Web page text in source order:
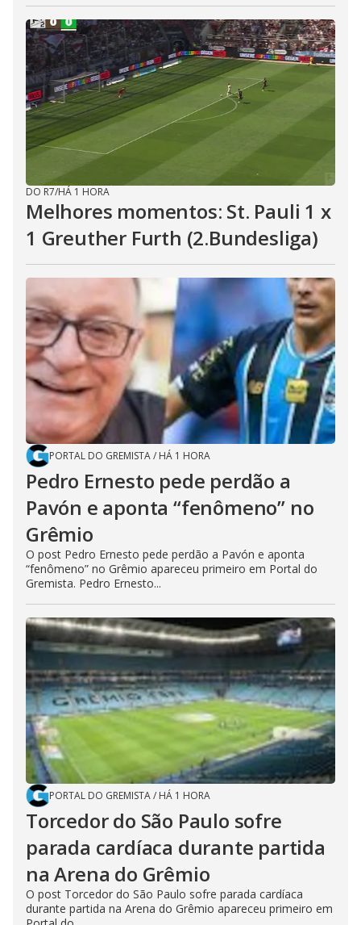
DO R7/HÁ 1 HORA
Melhores momentos: St. Pauli 1 x
1 Greuther Furth (2.Bundesliga)
PORTAL DO GREMISTA/ HÁ 1 HORA
Pedro Ernesto pede perdão a
Pavón e aponta “fenômeno” no
Grêmio
O post Pedro Ernesto pede perdão a Pavón e aponta
“fenômeno” no Grêmio apareceu primeiro em Portal do
Gremista. Pedro Ernesto...
PORTAL DO GREMISTA/ HÁ 1 HORA
Torcedor do São Paulo sofre
parada cardíaca durante partida
na Arena do Grêmio
O post Torcedor do São Paulo sofre parada cardíaca
durante partida na Arena do Grêmio apareceu primeiro em